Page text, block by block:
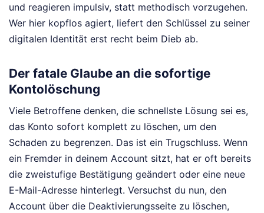
und reagieren impulsiv, statt methodisch vorzugehen.
Wer hier kopflos agiert, liefert den Schlüssel zu seiner
digitalen Identität erst recht beim Dieb ab.
Der fatale Glaube an die sofortige
Kontolöschung
Viele Betroffene denken, die schnellste Lösung sei es,
das Konto sofort komplett zu löschen, um den
Schaden zu begrenzen. Das ist ein Trugschluss. Wenn
ein Fremder in deinem Account sitzt, hat er oft bereits
die zweistufige Bestätigung geändert oder eine neue
E-Mail-Adresse hinterlegt. Versuchst du nun, den
Account über die Deaktivierungsseite zu löschen,